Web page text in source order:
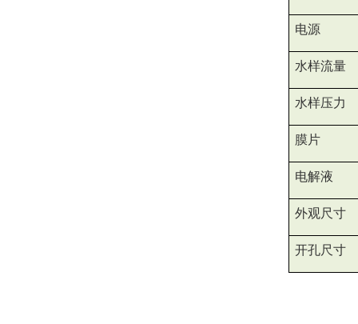
电源
水样流量
水样压力
膜片
电解液
外观尺寸
开孔尺寸